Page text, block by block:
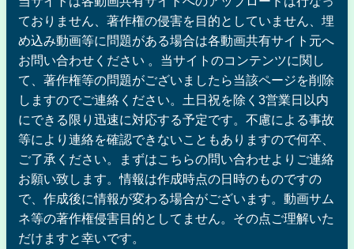
ておりません、著作権の侵害を目的としていません、埋
め込み動画等に問題がある場合は各動画共有サイト元へ
お問い合わせください 。当サイトのコンテンツに関し
て、著作権等の問題がございましたら当該ページを削除
しますのでご連絡ください。土日祝を除く3営業日以内
にできる限り迅速に対応する予定です。不慮による事故
等により連絡を確認できないこともありますので何卒、
ご了承ください。まずはこちらの問い合わせよりご連絡
お願い致します。情報は作成時点の日時のものですの
で、作成後に情報が変わる場合がございます。動画サム
ネ等の著作権侵害目的としてません。その点ご理解いた
だけますと幸いです。